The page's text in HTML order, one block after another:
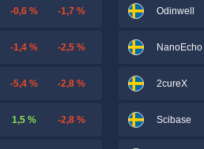
-0,6 % -1,7 %
-1,4 % -2,5 %
-5,4 % -2,8 %
1,5 % -2,8 %
Odinwell
NanoEcho
2cureX
Scibase